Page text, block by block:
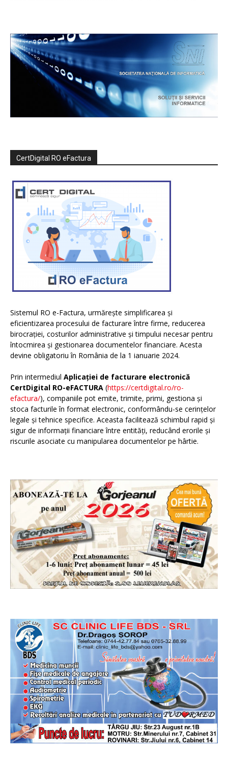
CertDigital RO eFactura
Sistemul RO e-Factura, urmărește simplificarea și
eficientizarea procesului de facturare între firme, reducerea
birocrației, costurilor administrative și timpului necesar pentru
întocmirea și gestionarea documentelor financiare. Acesta
devine obligatoriu în România de la 1 ianuarie 2024.
Prin intermediul Aplicației de facturare electronică
CertDigital RO-eFACTURA (https://certdigital.ro/ro-
efactura/), companiile pot emite, trimite, primi, gestiona și
stoca facturile în format electronic, conformându-se cerințelor
legale și tehnice specifice. Aceasta facilitează schimbul rapid și
sigur de informații financiare între entități, reducând erorile și
riscurile asociate cu manipularea documentelor pe hârtie.